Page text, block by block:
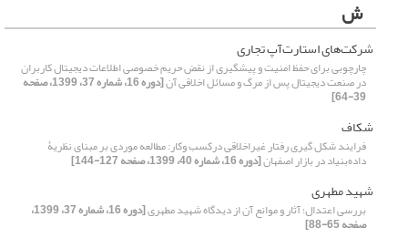
ش
شرکت‌های استارت‌آپ تجاری
چارچوبی برای حفظ امنیت و پیشگیری از نقض حریم خصوصی اطلاعات دیجیتال کاربران
در صنعت دیجیتال پس از مرگ و مسائل اخلاقی آن [دوره 16، شماره 37، 1399، صفحه
39-64]
شکاف
فرایند شکل گیری رفتار غیراخلاقی درکسب وکار: مطالعه موردی بر مبنای نظریۀ
داده‌بنیاد در بازار اصفهان[دوره 16، شماره 40، 1399، صفحه 127-144]
شهید مطهری
بررسی اعتدال؛ آثار و موانع آن از دیدگاه شهید مطهری [دوره 16، شماره 37، 1399،
صفحه 65-88]